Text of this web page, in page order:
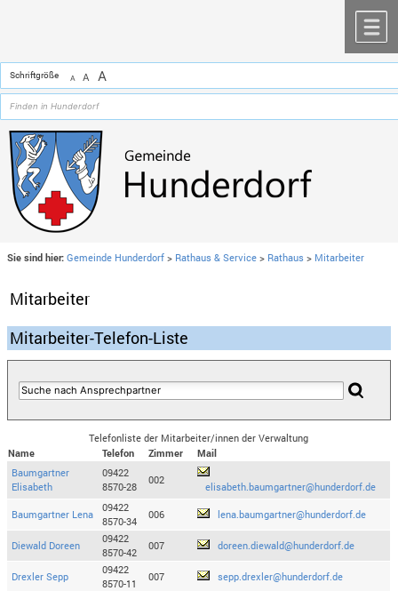
Schriftgröße A A A
Sie sind hier: Gemeinde Hunderdorf > Rathaus & Service > Rathaus > Mitarbeiter
Mitarbeiter
Mitarbeiter-Telefon-Liste
Telefonliste der Mitarbeiter/innen der Verwaltung
Name
Telefon Zimmer
Mail
Baumgartner
Elisabeth
09422
8570-28
002
elisabeth.baumgartner@hunderdorf.de
Baumgartner Lena
09422
8570-34
006 lena.baumgartner@hunderdorf.de
Diewald Doreen
09422
8570-42
007 doreen.diewald@hunderdorf.de
Drexler Sepp
09422
8570-11
007 sepp.drexler@hunderdorf.de